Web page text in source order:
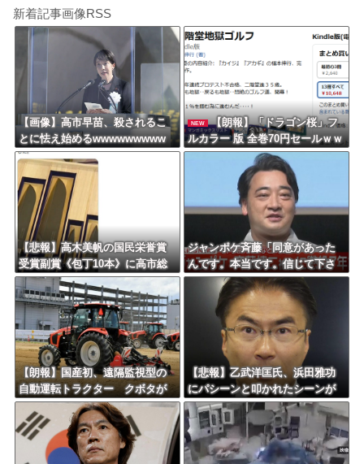
新着記事画像RSS
【画像】高市早苗、殺されるこ
とに怯え始めるwwwwwwwww
NEW
【朗報】「ドラゴン桜」フ
ルカラー 版 全巻70円セールｗｗ
ｗｗｗｗｗｗ スポーツ漫画5
0％ポイント還元セール
【悲報】高木美帆の国民栄誉賞
受賞副賞《包丁10本》に高市総
理の名前も刻印ｗｗｗｗｗｗｗ
ｗｗ
ジャンポケ斉藤「同意があった
んです。本当です。信じて下さ
い」 ←何でこの主張が通らな
いの？
【朗報】国産初、遠隔監視型の
自動運転トラクター クボタが
来春に発売！！！
【悲報】乙武洋匡氏、浜田雅功
にパシーンと叩かれたシーンが
オンエアされず「障害者相手だ
と放送されなくなる。俺、逆差
別だと思って」